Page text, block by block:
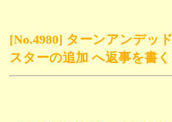
[No.4980] ターンアンデッ
スターの追加 へ返事を書く